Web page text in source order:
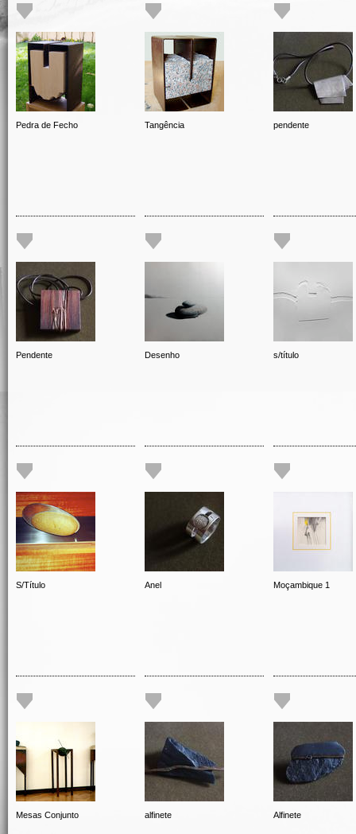
Pedra de Fecho Tangência pendente
Pendente Desenho s/título
S/Título Anel Moçambique 1
Mesas Conjunto alfinete Alfinete